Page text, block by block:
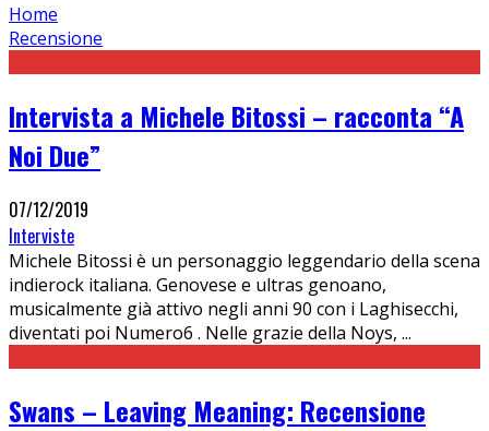
Home
Recensione
Intervista a Michele Bitossi – racconta “A
Noi Due”
07/12/2019
Interviste
Michele Bitossi è un personaggio leggendario della scena
indierock italiana. Genovese e ultras genoano,
musicalmente già attivo negli anni 90 con i Laghisecchi,
diventati poi Numero6 . Nelle grazie della Noys, ...
Swans – Leaving Meaning: Recensione